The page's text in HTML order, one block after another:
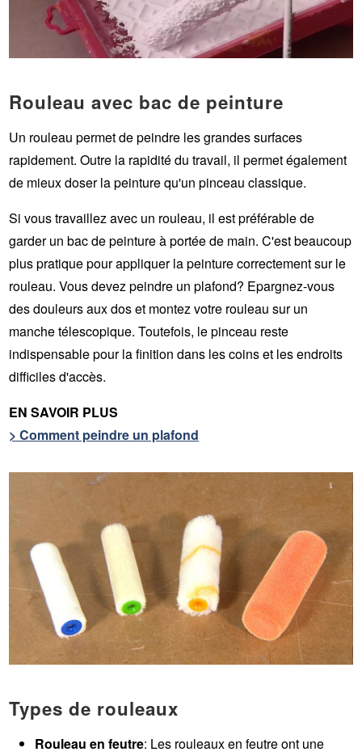
Rouleau avec bac de peinture
Un rouleau permet de peindre les grandes surfaces
rapidement. Outre la rapidité du travail, il permet également
de mieux doser la peinture qu'un pinceau classique.
Si vous travaillez avec un rouleau, il est préférable de
garder un bac de peinture à portée de main. C'est beaucoup
plus pratique pour appliquer la peinture correctement sur le
rouleau. Vous devez peindre un plafond? Epargnez-vous
des douleurs aux dos et montez votre rouleau sur un
manche télescopique. Toutefois, le pinceau reste
indispensable pour la finition dans les coins et les endroits
difficiles d'accès.
EN SAVOIR PLUS
> Comment peindre un plafond
Types de rouleaux
Rouleau en feutre: Les rouleaux en feutre ont une